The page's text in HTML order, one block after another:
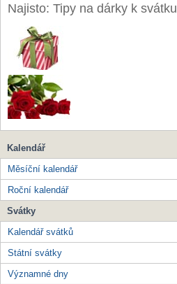
Najisto: Tipy na dárky k svátku
Kalendář
Měsíční kalendář
Roční kalendář
Svátky
Kalendář svátků
Státní svátky
Významné dny